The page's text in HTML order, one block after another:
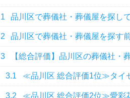
1 品川区で葬儀社・葬儀屋を探し
2 品川区で葬儀社・葬儀屋を探す
3 【総合評価】品川区の葬儀社・
3.1 ≪品川区 総合評価1位≫タイ
3.2 ≪品川区 総合評価2位≫愛彩